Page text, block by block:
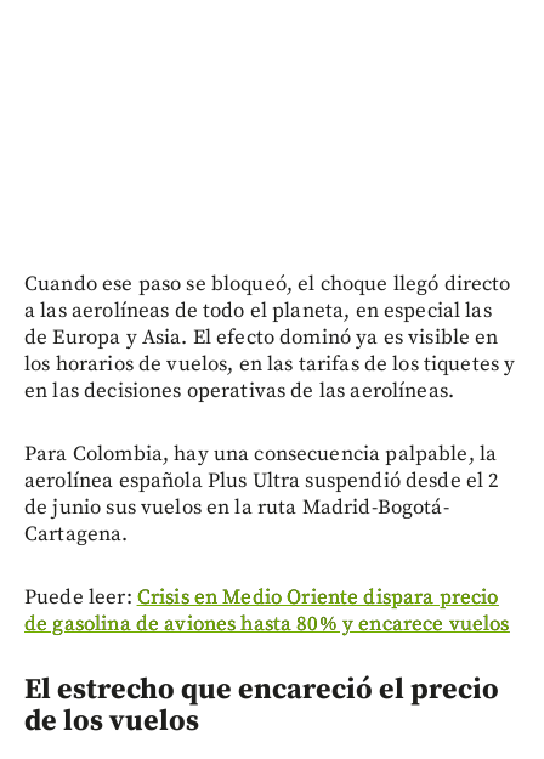
Cuando ese paso se bloqueó, el choque llegó directo
a las aerolíneas de todo el planeta, en especial las
de Europa y Asia. El efecto dominó ya es visible en
los horarios de vuelos, en las tarifas de los tiquetes y
en las decisiones operativas de las aerolíneas.
Para Colombia, hay una consecuencia palpable, la
aerolínea española Plus Ultra suspendió desde el 2
de junio sus vuelos en la ruta Madrid-Bogotá-
Cartagena.
Puede leer: Crisis en Medio Oriente dispara precio
de gasolina de aviones hasta 80% y encarece vuelos
El estrecho que encareció el precio
de los vuelos